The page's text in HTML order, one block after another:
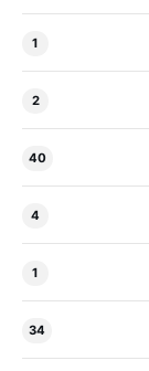
1
2
40
4
1
34